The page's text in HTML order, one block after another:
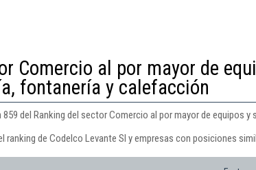
Comercio al por mayor de
fontanería y calefacción
del Ranking del sector Comercio al por mayor de equipos
de Codelco Levante Sl y empresas con posiciones